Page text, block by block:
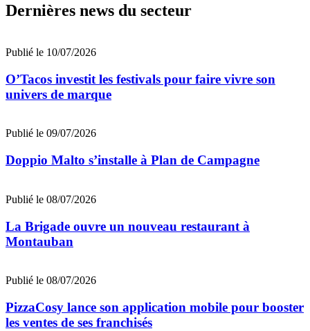
Dernières news du secteur
Publié le 10/07/2026
O’Tacos investit les festivals pour faire vivre son
univers de marque
Publié le 09/07/2026
Doppio Malto s’installe à Plan de Campagne
Publié le 08/07/2026
La Brigade ouvre un nouveau restaurant à
Montauban
Publié le 08/07/2026
PizzaCosy lance son application mobile pour booster
les ventes de ses franchisés